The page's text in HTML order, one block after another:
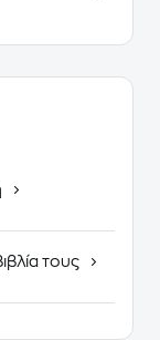
τους